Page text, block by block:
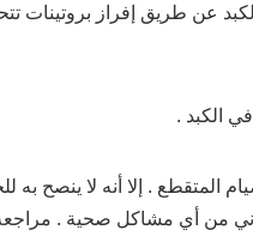
الكبد .
المتقطع . إلا أنه لا ينصح
لمن يعاني من أي مشاكل صحية .